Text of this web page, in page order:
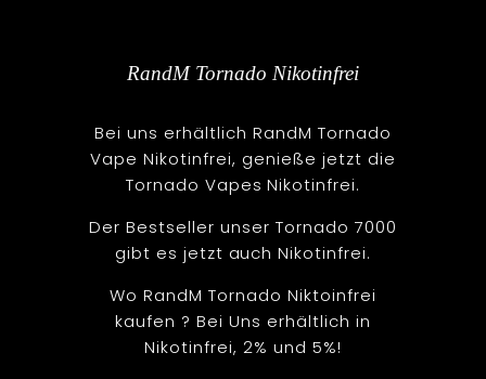
RandM Tornado Nikotinfrei
Bei uns erhältlich RandM Tornado
Vape Nikotinfrei, genieße jetzt die
Tornado Vapes Nikotinfrei.
Der Bestseller unser Tornado 7000
gibt es jetzt auch Nikotinfrei.
Wo RandM Tornado Niktoinfrei
kaufen ? Bei Uns erhältlich in
Nikotinfrei, 2% und 5%!